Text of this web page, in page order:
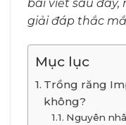
bài viết sau đây,
giải đáp thắc
Mục lục
Trồng răng
không?
Nguyên